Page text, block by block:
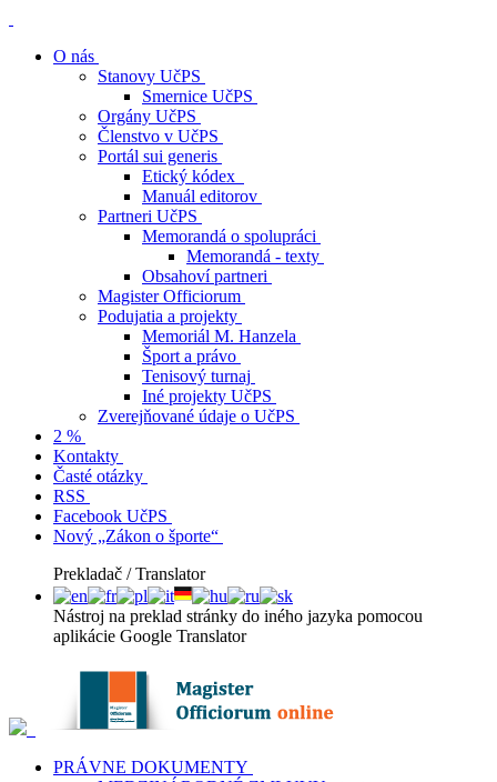
O nás
Stanovy UčPS
Smernice UčPS
Orgány UčPS
Členstvo v UčPS
Portál sui generis
Etický kódex
Manuál editorov
Partneri UčPS
Memorandá o spolupráci
Memorandá - texty
Obsahoví partneri
Magister Officiorum
Podujatia a projekty
Memoriál M. Hanzela
Šport a právo
Tenisový turnaj
Iné projekty UčPS
Zverejňované údaje o UčPS
2 %
Kontakty
Časté otázky
RSS
Facebook UčPS
Nový „Zákon o športe“
Prekladač / Translator
Nástroj na preklad stránky do iného jazyka pomocou
aplikácie Google Translator
PRÁVNE DOKUMENTY